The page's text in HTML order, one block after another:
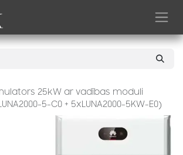
25kW ar vadības moduli
5-C0 + 5xLUNA2000-5KW-E0)